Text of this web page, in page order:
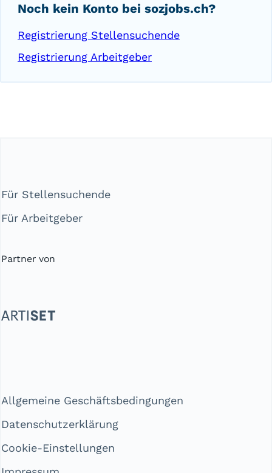
Noch kein Konto bei sozjobs.ch?
Registrierung Stellensuchende
Registrierung Arbeitgeber
Für Stellensuchende
Für Arbeitgeber
Partner von
Allgemeine Geschäftsbedingungen
Datenschutzerklärung
Cookie-Einstellungen